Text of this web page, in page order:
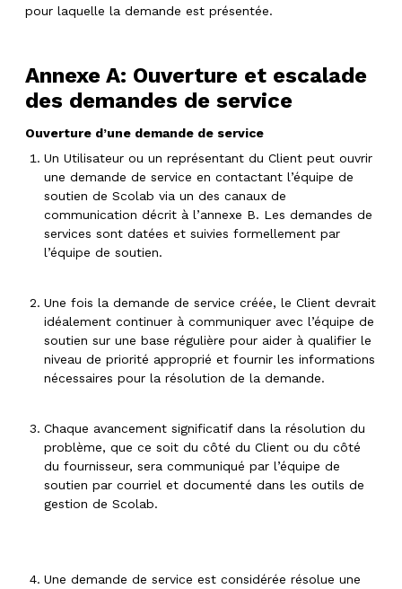
pour laquelle la demande est présentée.
Annexe A: Ouverture et escalade
des demandes de service
Ouverture d’une demande de service
Un Utilisateur ou un représentant du Client peut ouvrir
une demande de service en contactant l’équipe de
soutien de Scolab via un des canaux de
communication décrit à l’annexe B. Les demandes de
services sont datées et suivies formellement par
l’équipe de soutien.
Une fois la demande de service créée, le Client devrait
idéalement continuer à communiquer avec l’équipe de
soutien sur une base régulière pour aider à qualifier le
niveau de priorité approprié et fournir les informations
nécessaires pour la résolution de la demande.
Chaque avancement significatif dans la résolution du
problème, que ce soit du côté du Client ou du côté
du fournisseur, sera communiqué par l’équipe de
soutien par courriel et documenté dans les outils de
gestion de Scolab.
Une demande de service est considérée résolue une